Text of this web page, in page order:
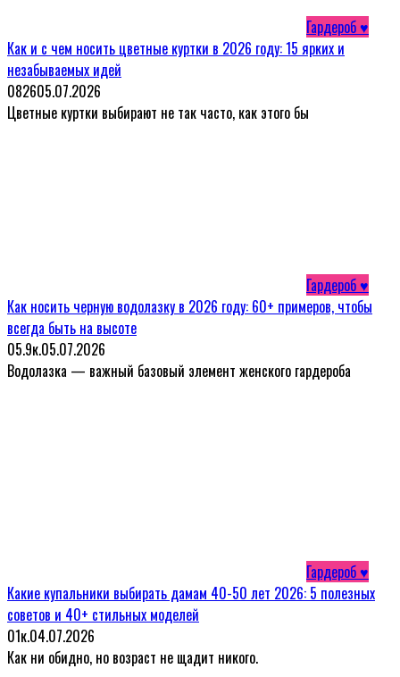
Гардероб ♥
Как и с чем носить цветные куртки в 2026 году: 15 ярких и
незабываемых идей
082605.07.2026
Цветные куртки выбирают не так часто, как этого бы
Гардероб ♥
Как носить черную водолазку в 2026 году: 60+ примеров, чтобы
всегда быть на высоте
05.9к.05.07.2026
Водолазка — важный базовый элемент женского гардероба
Гардероб ♥
Какие купальники выбирать дамам 40-50 лет 2026: 5 полезных
советов и 40+ стильных моделей
01к.04.07.2026
Как ни обидно, но возраст не щадит никого.